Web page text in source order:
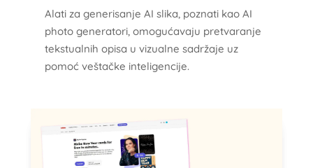
Alati za generisanje AI slika, poznati kao AI
photo generatori, omogućavaju pretvaranje
tekstualnih opisa u vizualne sadržaje uz
pomoć veštačke inteligencije.